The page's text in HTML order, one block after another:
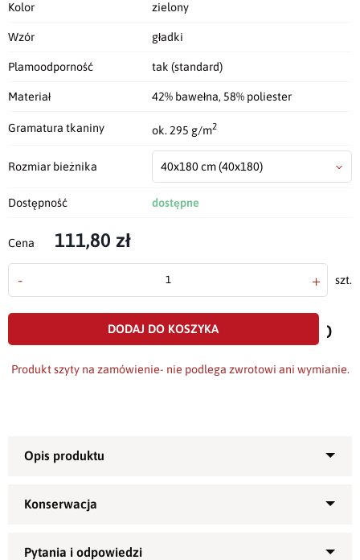
Kolor zielony
Wzór gładki
Plamoodporność tak (standard)
Materiał 42% bawełna, 58% poliester
Gramatura tkaniny ok. 295 g/m2
Rozmiar bieżnika 40x180 cm(40x180)
Dostępność dostępne
Cena 111,80 zł
- + szt.
DODAJ DO KOSZYKA
do
Produkt szyty na zamówienie- nie podlega zwrotowi ani wymianie.
grubej tkaninie (gramatura ok. 295 g/m
powoduje naturalny wygląd bieżnika a poliester -